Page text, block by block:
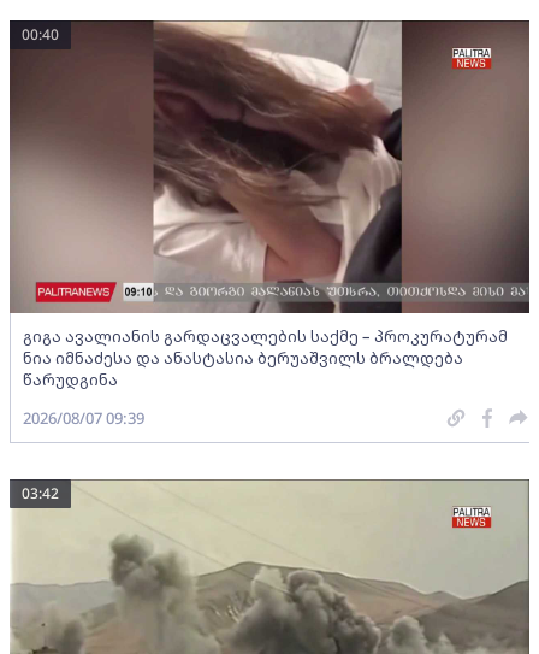
გიგა ავალიანის გარდაცვალების საქმე – პროკურატურამ
ნია იმნაძესა და ანასტასია ბერუაშვილს ბრალდება
წარუდგინა
00:40
2026/08/07 09:39
03:42